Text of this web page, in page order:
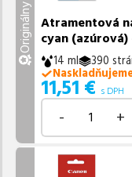
Originálny Atramentová
cyan
14 ml 390
11,51 € s DPH
- +